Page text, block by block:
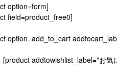
option=form]
field=product_free0]
option=add_to_cart
[product addtowishlist_label="お